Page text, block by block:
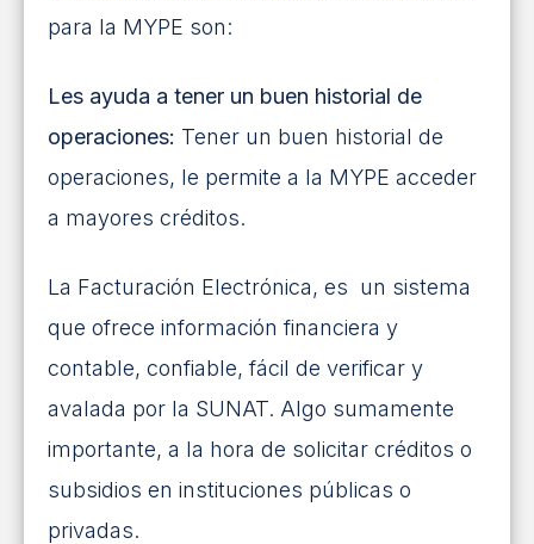
para la MYPE son:
Les ayuda a tener un buen historial de
operaciones: Tener un buen historial de
operaciones, le permite a la MYPE acceder
a mayores créditos.
La Facturación Electrónica, es un sistema
que ofrece información financiera y
contable, confiable, fácil de verificar y
avalada por la SUNAT. Algo sumamente
importante, a la hora de solicitar créditos o
subsidios en instituciones públicas o
privadas.